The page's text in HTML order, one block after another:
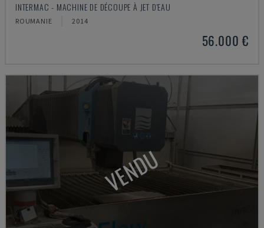
INTERMAC - MACHINE DE DÉCOUPE À JET D'EAU
ROUMANIE 2014
56.000 €
VENDU